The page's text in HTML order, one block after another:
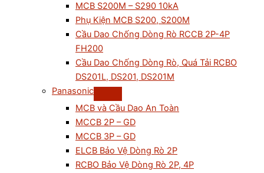
MCB S200M – S290 10kA
Phụ Kiện MCB S200, S200M
Cầu Dao Chống Dòng Rò RCCB 2P-4P
FH200
Cầu Dao Chống Dòng Rò, Quá Tải RCBO
DS201L, DS201, DS201M
Panasonic
MCB và Cầu Dao An Toàn
MCCB 2P – GD
MCCB 3P – GD
ELCB Bảo Vệ Dòng Rò 2P
RCBO Bảo Vệ Dòng Rò 2P, 4P